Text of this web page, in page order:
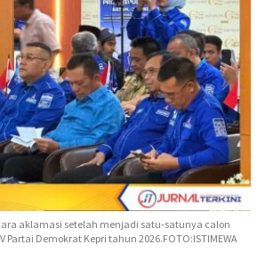
aklamasi setelah menjadi satu-satunya calon
Demokrat Kepri tahun 2026.FOTO:ISTIMEWA